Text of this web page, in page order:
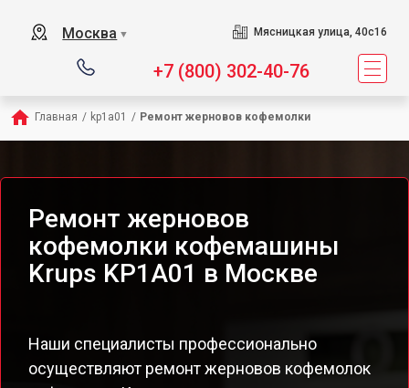
Москва ▼ Мясницкая улица, 40с16
+7 (800) 302-40-76
Главная / kp1a01 / Ремонт жерновов кофемолки
Ремонт жерновов
кофемолки кофемашины
Krups KP1A01 в Москве
Наши специалисты профессионально
осуществляют ремонт жерновов кофемолок